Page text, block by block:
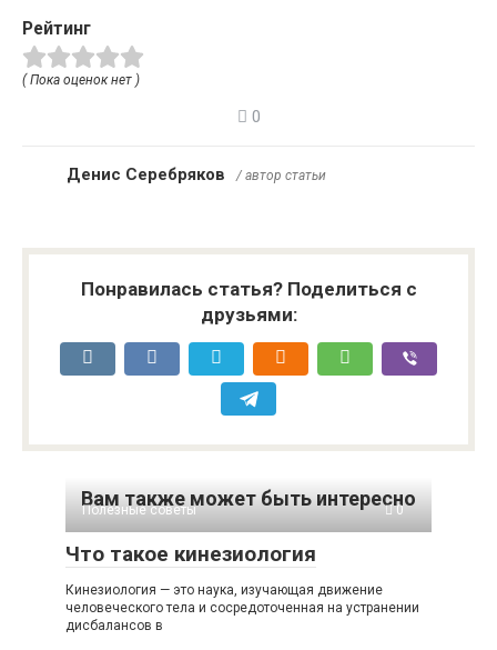
Рейтинг
( Пока оценок нет )
0
Денис Серебряков / автор статьи
Понравилась статья? Поделиться с
друзьями:
Вам также может быть интересно
Полезные советы 0
Что такое кинезиология
Кинезиология — это наука, изучающая движение
человеческого тела и сосредоточенная на устранении
дисбалансов в